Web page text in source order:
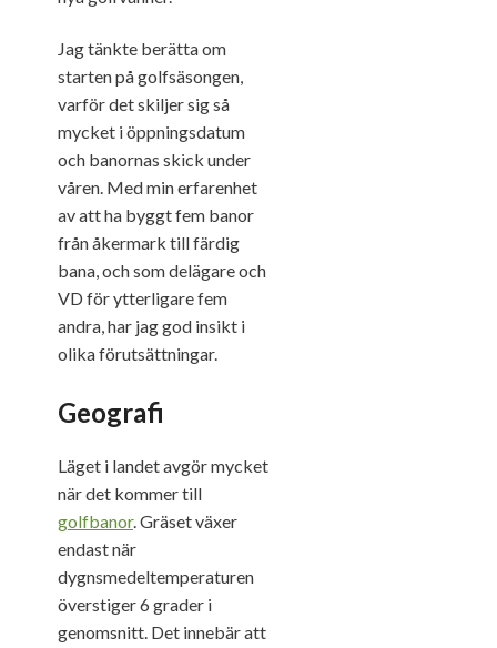
Jag tänkte berätta om
starten på golfsäsongen,
varför det skiljer sig så
mycket i öppningsdatum
och banornas skick under
våren. Med min erfarenhet
av att ha byggt fem banor
från åkermark till färdig
bana, och som delägare och
VD för ytterligare fem
andra, har jag god insikt i
olika förutsättningar.
Geografi
Läget i landet avgör mycket
när det kommer till
golfbanor. Gräset växer
endast när
dygnsmedeltemperaturen
överstiger 6 grader i
genomsnitt. Det innebär att